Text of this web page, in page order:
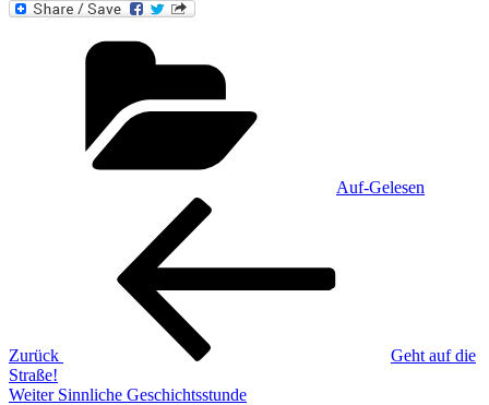
Auf-Gelesen
Beitragsnavigation
Zurück
Geht auf die
Straße!
Nächster
Weiter Sinnliche Geschichtsstunde